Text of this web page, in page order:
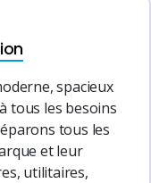
spacieux
tous les besoins
tous les
et leur
utilitaires,